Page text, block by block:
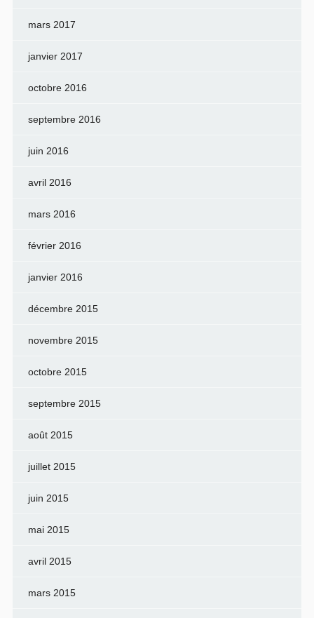
mars 2017
janvier 2017
octobre 2016
septembre 2016
juin 2016
avril 2016
mars 2016
février 2016
janvier 2016
décembre 2015
novembre 2015
octobre 2015
septembre 2015
août 2015
juillet 2015
juin 2015
mai 2015
avril 2015
mars 2015